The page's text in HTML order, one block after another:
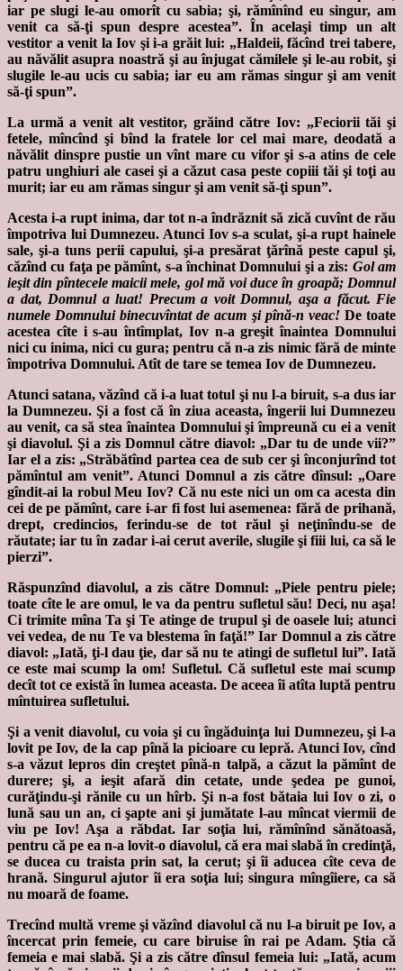
iar pe slugi le-au omorît cu sabia; şi, rămînînd eu singur, am
venit ca să-ţi spun despre acestea”. În acelaşi timp un alt
vestitor a venit la Iov şi i-a grăit lui: „Haldeii, făcînd trei tabere,
au năvălit asupra noastră şi au înjugat cămilele şi le-au robit, şi
slugile le-au ucis cu sabia; iar eu am rămas singur şi am venit
să-ţi spun”.
La urmă a venit alt vestitor, grăind către Iov: „Feciorii tăi şi
fetele, mîncînd şi bînd la fratele lor cel mai mare, deodată a
năvălit dinspre pustie un vînt mare cu vifor şi s-a atins de cele
patru unghiuri ale casei şi a căzut casa peste copiii tăi şi toţi au
murit; iar eu am rămas singur şi am venit să-ţi spun”.
Acesta i-a rupt inima, dar tot n-a îndrăznit să zică cuvînt de rău
împotriva lui Dumnezeu. Atunci Iov s-a sculat, şi-a rupt hainele
sale, şi-a tuns perii capului, şi-a presărat ţărînă peste capul şi,
căzînd cu faţa pe pămînt, s-a închinat Domnului şi a zis: Gol am
ieşit din pîntecele maicii mele, gol mă voi duce în groapă; Domnul
a dat, Domnul a luat! Precum a voit Domnul, aşa a făcut. Fie
numele Domnului binecuvîntat de acum şi pînă-n veac!De toate
acestea cîte i s-au întîmplat, Iov n-a greşit înaintea Domnului
nici cu inima, nici cu gura; pentru că n-a zis nimic fără de minte
împotriva Domnului. Atît de tare se temea Iov de Dumnezeu.
Atunci satana, văzînd că i-a luat totul şi nu l-a biruit, s-a dus iar
la Dumnezeu. Şi a fost că în ziua aceasta, îngerii lui Dumnezeu
au venit, ca să stea înaintea Domnului şi împreună cu ei a venit
şi diavolul. Şi a zis Domnul către diavol: „Dar tu de unde vii?”
Iar el a zis: „Străbătînd partea cea de sub cer şi înconjurînd tot
pămîntul am venit”. Atunci Domnul a zis către dînsul: „Oare
gîndit-ai la robul Meu Iov? Că nu este nici un om ca acesta din
cei de pe pămînt, care i-ar fi fost lui asemenea: fără de prihană,
drept, credincios, ferindu-se de tot răul şi neţinîndu-se de
răutate; iar tu în zadar i-ai cerut averile, slugile şi fiii lui, ca să le
pierzi”.
Răspunzînd diavolul, a zis către Domnul: „Piele pentru piele;
toate cîte le are omul, le va da pentru sufletul său! Deci, nu aşa!
Ci trimite mîna Ta şi Te atinge de trupul şi de oasele lui; atunci
vei vedea, de nu Te va blestema în faţă!” Iar Domnul a zis către
diavol: „Iată, ţi-l dau ţie, dar să nu te atingi de sufletul lui”. Iată
ce este mai scump la om! Sufletul. Că sufletul este mai scump
decît tot ce există în lumea aceasta. De aceea îi atîta luptă pentru
mîntuirea sufletului.
Şi a venit diavolul, cu voia şi cu îngăduinţa lui Dumnezeu, şi l-a
lovit pe Iov, de la cap pînă la picioare cu lepră. Atunci Iov, cînd
s-a văzut lepros din creştet pînă-n talpă, a căzut la pămînt de
durere; şi, a ieşit afară din cetate, unde şedea pe gunoi,
curăţindu-şi rănile cu un hîrb. Şi n-a fost bătaia lui Iov o zi, o
lună sau un an, ci şapte ani şi jumătate l-au mîncat viermii de
viu pe Iov! Aşa a răbdat. Iar soţia lui, rămînînd sănătoasă,
pentru că pe ea n-a lovit-o diavolul, că era mai slabă în credinţă,
se ducea cu traista prin sat, la cerut; şi îi aducea cîte ceva de
hrană. Singurul ajutor îi era soţia lui; singura mîngîiere, ca să
nu moară de foame.
Trecînd multă vreme şi văzînd diavolul că nu l-a biruit pe Iov, a
încercat prin femeie, cu care biruise în rai pe Adam. Ştia că
femeia e mai slabă. Şi a zis către dînsul femeia lui: „Iată, acum